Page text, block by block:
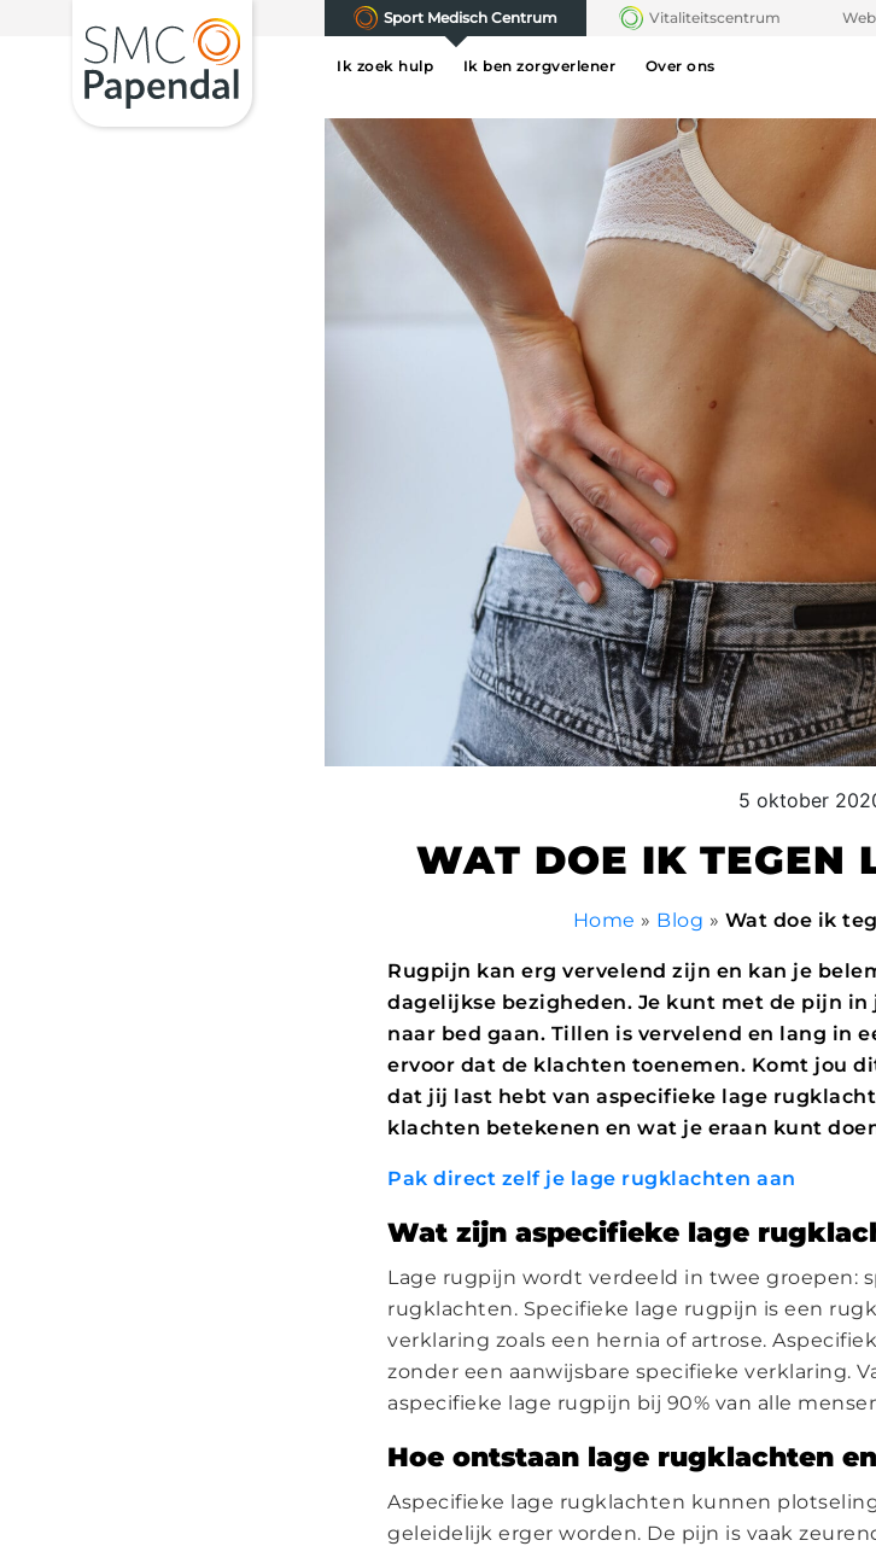
Sport Medisch Centrum Vitaliteitscentrum
Ik zoek hulp Ik ben zorgverlener Over ons
5 oktober
WAT DOE IK TEGEN
Home » Blog » Wat doe ik
Rugpijn kan erg vervelend zijn en kan je
dagelijkse bezigheden. Je kunt met de pijn in
naar bed gaan. Tillen is vervelend en lang in
ervoor dat de klachten toenemen. Komt jou
dat jij last hebt van aspecifieke lage
klachten betekenen en wat je eraan kunt
Pak direct zelf je lage rugklachten aan
Wat zijn aspecifieke lage
Lage rugpijn wordt verdeeld in twee groepen:
rugklachten. Specifieke lage rugpijn is een
verklaring zoals een hernia of artrose.
zonder een aanwijsbare specifieke verklaring.
aspecifieke lage rugpijn bij 90% van alle
Hoe ontstaan lage rugklachten
Aspecifieke lage rugklachten kunnen
geleidelijk erger worden. De pijn is vaak